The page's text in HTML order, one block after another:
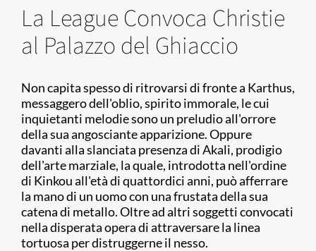
La League Convoca Christie
al Palazzo del Ghiaccio
Non capita spesso di ritrovarsi di fronte a Karthus,
messaggero dell'oblio, spirito immorale, le cui
inquietanti melodie sono un preludio all'orrore
della sua angosciante apparizione. Oppure
davanti alla slanciata presenza di Akali, prodigio
dell'arte marziale, la quale, introdotta nell'ordine
di Kinkou all'età di quattordici anni, può afferrare
la mano di un uomo con una frustata della sua
catena di metallo. Oltre ad altri soggetti convocati
nella disperata opera di attraversare la linea
tortuosa per distruggerne il nesso.